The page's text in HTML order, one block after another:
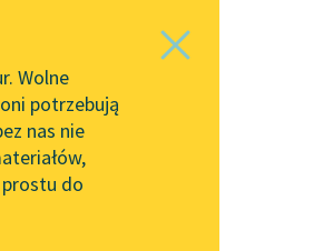
wykorzystania
Lektur
promocyjne
Wolne
potrzebują
nas nie
do